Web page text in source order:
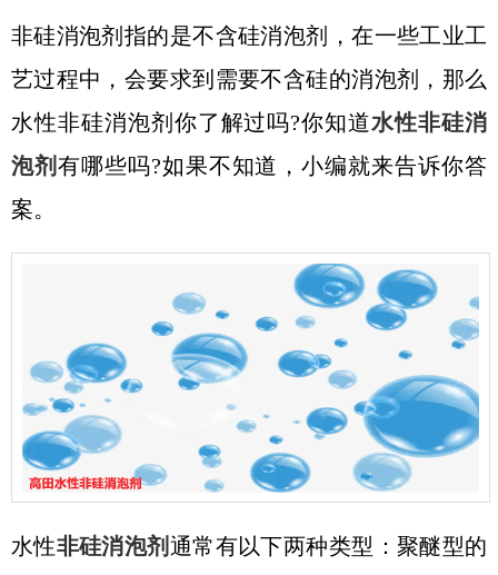
非硅消泡剂指的是不含硅消泡剂，在一些工业工
艺过程中，会要求到需要不含硅的消泡剂，那么
水性非硅消泡剂你了解过吗?你知道水性非硅消
泡剂 有哪些吗?如果不知道，小编就来告诉你答
案。
水性非硅消泡剂 通常有以下两种类型：聚醚型的